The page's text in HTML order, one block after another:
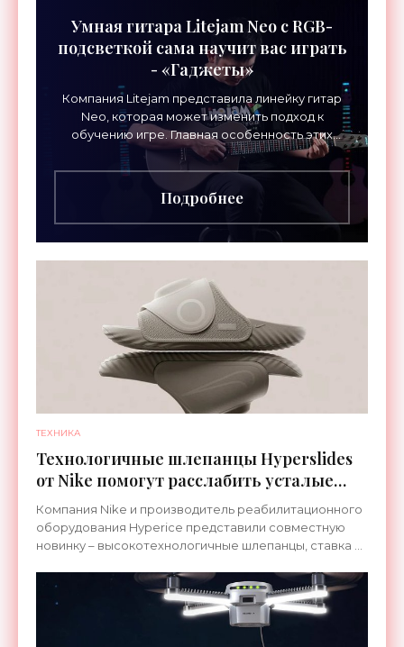
Умная гитара Litejam Neo с RGB-
подсветкой сама научит вас играть
- «Гаджеты»
Компания Litejam представила линейку гитар
Neo, которая может изменить подход к
обучению игре. Главная особенность этих
инструментов – встроенная RGB-подсветка
грифа. Светодиоды
Подробнее
ТЕХНИКА
Технологичные шлепанцы Hyperslides
от Nike помогут расслабить усталые
ноги после тренировки - «Гаджеты»
Компания Nike и производитель реабилитационного
оборудования Hyperice представили совместную
новинку – высокотехнологичные шлепанцы, ставка в